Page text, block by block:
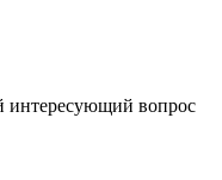
интересующий вопрос